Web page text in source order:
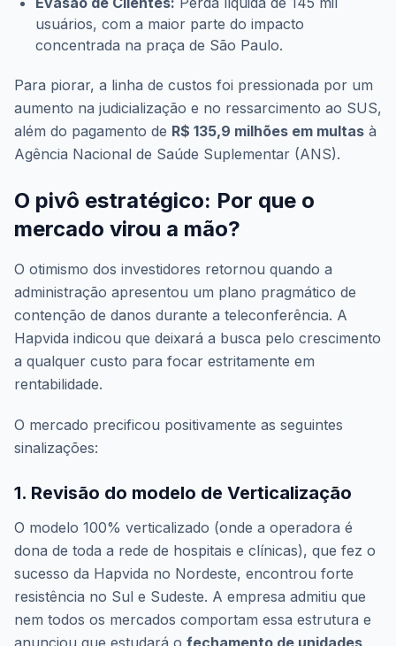
usuários, com a maior parte do impacto
concentrada na praça de São Paulo.
Para piorar, a linha de custos foi pressionada por um
aumento na judicialização e no ressarcimento ao SUS,
além do pagamento de R$ 135,9 milhões em multas à
Agência Nacional de Saúde Suplementar (ANS).
O pivô estratégico: Por que o
mercado virou a mão?
O otimismo dos investidores retornou quando a
administração apresentou um plano pragmático de
contenção de danos durante a teleconferência. A
Hapvida indicou que deixará a busca pelo crescimento
a qualquer custo para focar estritamente em
rentabilidade.
O mercado precificou positivamente as seguintes
sinalizações:
1. Revisão do modelo de Verticalização
O modelo 100% verticalizado (onde a operadora é
dona de toda a rede de hospitais e clínicas), que fez o
sucesso da Hapvida no Nordeste, encontrou forte
resistência no Sul e Sudeste. A empresa admitiu que
nem todos os mercados comportam essa estrutura e
anunciou que estudará o fechamento de unidades